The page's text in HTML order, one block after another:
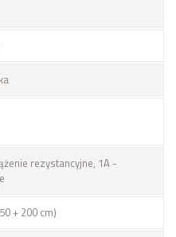
rezystancyjne, 1A -
+ 200 cm)